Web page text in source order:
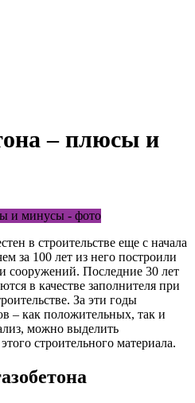
– плюсы и
в строительстве еще с начала
за 100 лет из него построили
сооружений. Последние 30 лет
в качестве заполнителя при
За эти годы
– как положительных, так и
можно выделить
строительного материала.